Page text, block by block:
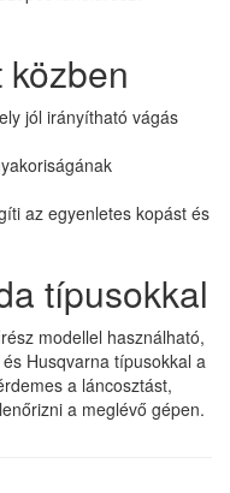
jól irányítható vágás
az egyenletes kopást és
típusokkal
modellel használható,
Husqvarna típusokkal a
a láncosztást,
a meglévő gépen.